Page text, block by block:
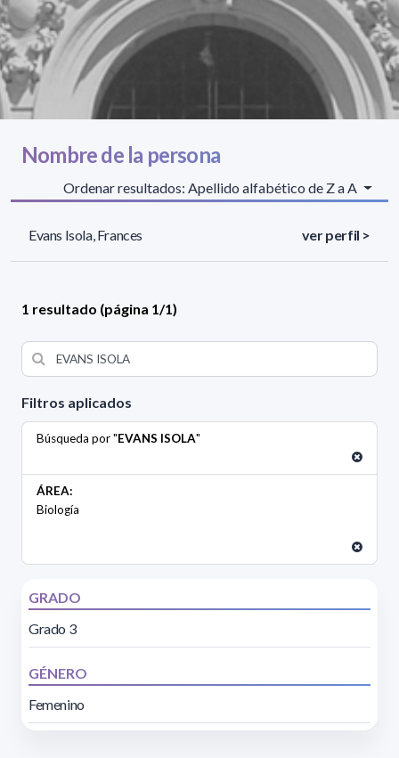
Filtros aplicados
Búsqueda por "EVANS ISOLA"
ÁREA:
Biología
GRADO
Grado 3
GÉNERO
Femenino
Nombre de la persona
Ordenar resultados: Apellido alfabético de Z a A
Evans Isola, Frances ver perfil >
1 resultado (página 1/1)